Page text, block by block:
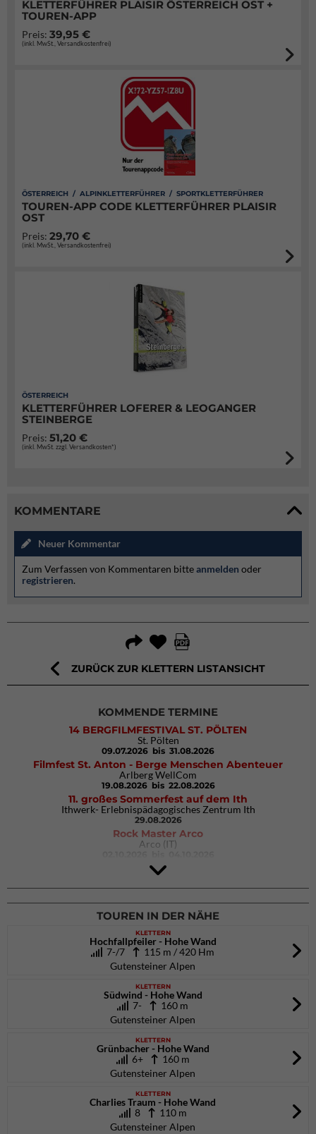
KLETTERFÜHRER PLAISIR ÖSTERREICH OST +
TOUREN-APP
Preis: 39,95 €
(inkl. MwSt., Versandkostenfrei)
ÖSTERREICH / ALPINKLETTERFÜHRER / SPORTKLETTERFÜHRER
TOUREN-APP CODE KLETTERFÜHRER PLAISIR
OST
Preis: 29,70 €
(inkl. MwSt., Versandkostenfrei)
ÖSTERREICH
KLETTERFÜHRER LOFERER & LEOGANGER
STEINBERGE
Preis: 51,20 €
(inkl. MwSt. zzgl. Versandkosten*)
KOMMENTARE
Neuer Kommentar
Zum Verfassen von Kommentaren bitteanmelden oder
registrieren.
ZURÜCK ZUR KLETTERN LISTANSICHT
KOMMENDE TERMINE
14 BERGFILMFESTIVAL ST. PÖLTEN
St. Pölten
09.07.2026 bis 31.08.2026
Filmfest St. Anton - Berge Menschen Abenteuer
Arlberg WellCom
19.08.2026 bis 22.08.2026
11. großes Sommerfest auf dem Ith
Ithwerk- Erlebnispädagogisches Zentrum Ith
29.08.2026
Rock Master Arco
Arco (IT)
9. Eiskletter Festival Osttirol
Eisparkt Osttirol
08.01.2027bis 10.01.2027
TOUREN IN DER NÄHE
KLETTERN
Hochfallpfeiler - Hohe Wand
7-/7
115 m / 420 Hm
Gutensteiner Alpen
KLETTERN
Südwind - Hohe Wand
7-
160 m
Gutensteiner Alpen
KLETTERN
Grünbacher - Hohe Wand
6+ 160 m
Gutensteiner Alpen
KLETTERN
Charlies Traum - Hohe Wand
8 110 m
Gutensteiner Alpen